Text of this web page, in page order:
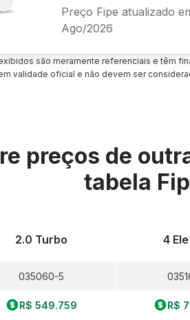
Preço Fipe atualizado
Ago/2026
são meramente referenciais e têm
validade oficial e não devem ser
preços de
tabela
2.0 Turbo
035060-5
R$ 549.759
4
R$